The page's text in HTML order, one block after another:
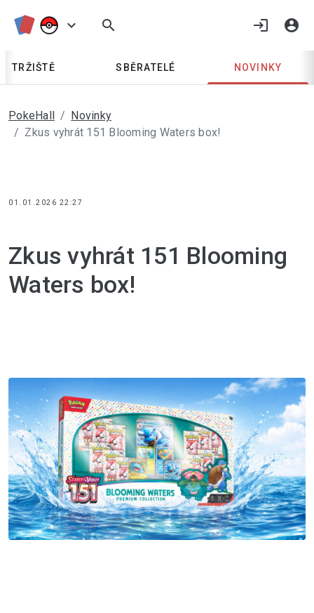
keyboard_arrow_down search login account_circle
TRŽIŠTĚ SBĚRATELÉ NOVINKY
PokeHall
Novinky
Zkus vyhrát 151 Blooming Waters box!
01.01.2026 22:27
Zkus vyhrát 151 Blooming
Waters box!